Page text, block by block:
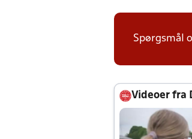
Spørgsmål
Videoer fra